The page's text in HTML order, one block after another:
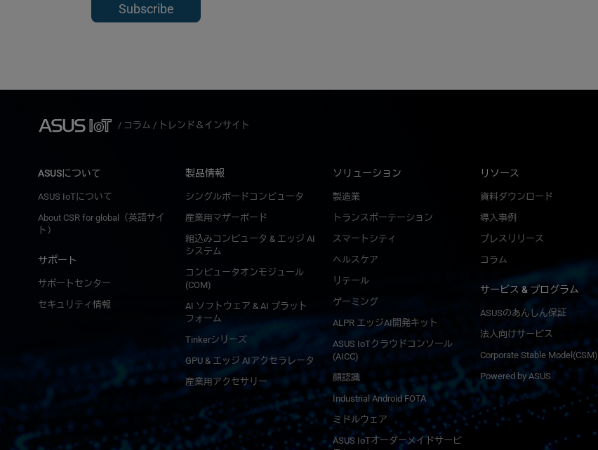
Subscribe
/ コラム / トレンド＆インサイト
ASUSについて
ASUS IoTについて
About CSR for global（英語サイ
ト）
サポート
サポートセンター
セキュリティ情報
製品情報
シングルボードコンピュータ
産業用マザーボード
組込みコンピュータ & エッジ AI
システム
コンピュータオンモジュール
(COM)
AI ソフトウェア & AI プラット
フォーム
Tinkerシリーズ
GPU & エッジ AIアクセラレータ
産業用アクセサリー
ソリューション
製造業
トランスポーテーション
スマートシティ
ヘルスケア
リテール
ゲーミング
ALPR エッジAI開発キット
ASUS IoTクラウドコンソール
(AICC)
顔認識
Industrial Android FOTA
ミドルウェア
ASUS IoTオーダーメイドサービ
リソース
資料ダウンロード
導入事例
プレスリリース
コラム
サービス & プログラム
ASUSのあんしん保証
法人向けサービス
Corporate Stable Model(CSM)
Powered by ASUS